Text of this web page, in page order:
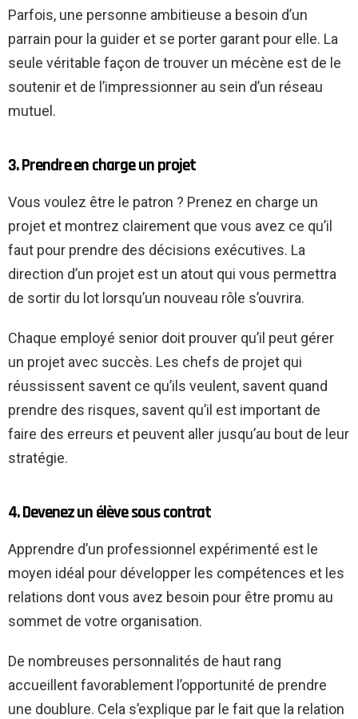
Parfois, une personne ambitieuse a besoin d’un
parrain pour la guider et se porter garant pour elle. La
seule véritable façon de trouver un mécène est de le
soutenir et de l’impressionner au sein d’un réseau
mutuel.
3. Prendre en charge un projet
Vous voulez être le patron ? Prenez en charge un
projet et montrez clairement que vous avez ce qu’il
faut pour prendre des décisions exécutives. La
direction d’un projet est un atout qui vous permettra
de sortir du lot lorsqu’un nouveau rôle s’ouvrira.
Chaque employé senior doit prouver qu’il peut gérer
un projet avec succès. Les chefs de projet qui
réussissent savent ce qu’ils veulent, savent quand
prendre des risques, savent qu’il est important de
faire des erreurs et peuvent aller jusqu’au bout de leur
stratégie.
4. Devenez un élève sous contrat
Apprendre d’un professionnel expérimenté est le
moyen idéal pour développer les compétences et les
relations dont vous avez besoin pour être promu au
sommet de votre organisation.
De nombreuses personnalités de haut rang
accueillent favorablement l’opportunité de prendre
une doublure. Cela s’explique par le fait que la relation